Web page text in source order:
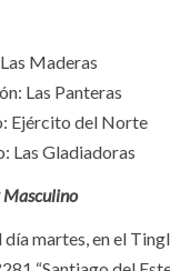
Maderas
Las Panteras
Ejército del Norte
Las Gladiadoras
día martes, en el